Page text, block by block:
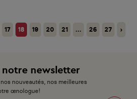
17 18 19 20 21 ... 26 27 ›
notre newsletter
nouveautés, nos meilleures
œnologue!